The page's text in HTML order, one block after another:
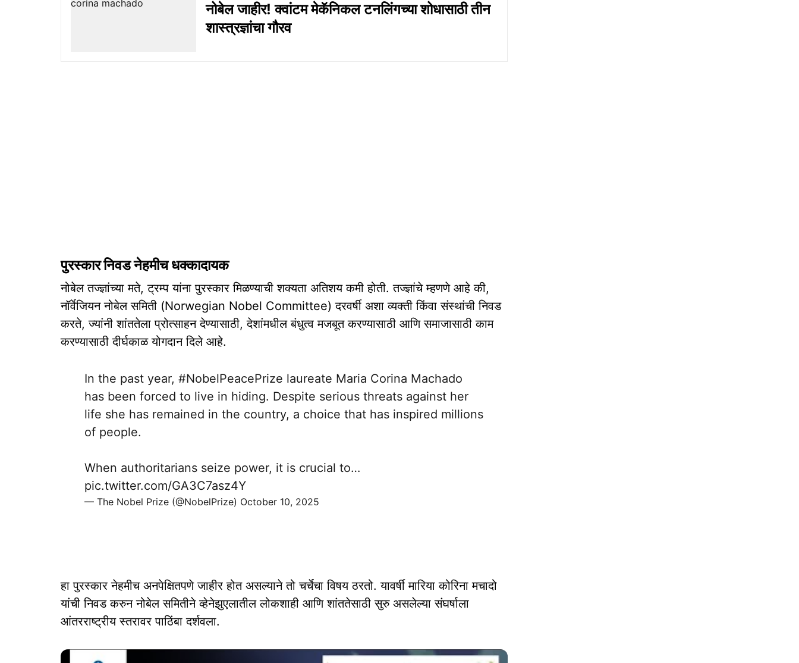
नोबेल जाहीर! क्वांटम मेकॅनिकल टनलिंगच्या शोधासाठी तीन
शास्त्रज्ञांचा गौरव
पुरस्कार निवड नेहमीच धक्कादायक
नोबेल तज्ज्ञांच्या मते, ट्रम्प यांना पुरस्कार मिळण्याची शक्यता अतिशय कमी होती. तज्ज्ञांचे म्हणणे आहे की,
नॉर्वेजियन नोबेल समिती (Norwegian Nobel Committee) दरवर्षी अशा व्यक्ती किंवा संस्थांची निवड
करते, ज्यांनी शांततेला प्रोत्साहन देण्यासाठी, देशांमधील बंधुत्व मजबूत करण्यासाठी आणि समाजासाठी काम
करण्यासाठी दीर्घकाळ योगदान दिले आहे.
In the past year, #NobelPeacePrize laureate Maria Corina Machado
has been forced to live in hiding. Despite serious threats against her
life she has remained in the country, a choice that has inspired millions
of people.
When authoritarians seize power, it is crucial to…
pic.twitter.com/GA3C7asz4Y
— The Nobel Prize (@NobelPrize) October 10, 2025
हा पुरस्कार नेहमीच अनपेक्षितपणे जाहीर होत असल्याने तो चर्चेचा विषय ठरतो. यावर्षी मारिया कोरिना मचादो
यांची निवड करुन नोबेल समितीने व्हेनेझुएलातील लोकशाही आणि शांततेसाठी सुरु असलेल्या संघर्षाला
आंतरराष्ट्रीय स्तरावर पाठिंबा दर्शवला.